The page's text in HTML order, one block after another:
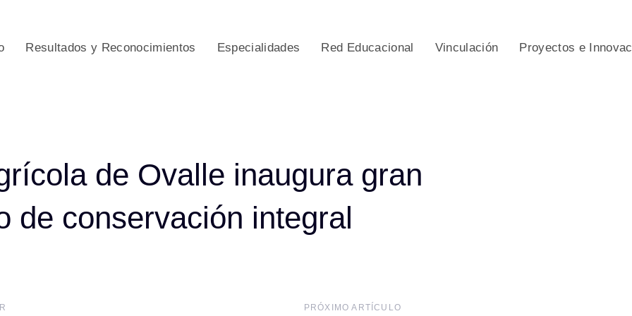
Resultados y Reconocimientos Especialidades Red Educacional Vinculación Proyectos e
de Ovalle inaugura gran
de conservación integral
PRÓXIMO ARTÍCULO